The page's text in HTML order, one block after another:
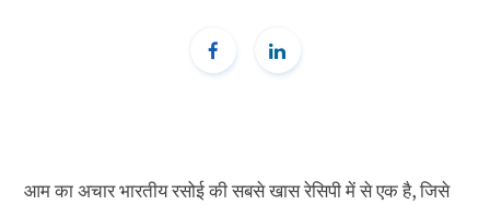
आम का अचार भारतीय रसोई की सबसे खास रेसिपी में से एक है, जिसे